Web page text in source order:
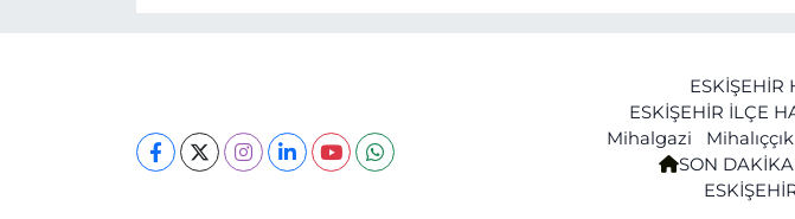
ESKİŞEHİR
ESKİŞEHİR İLÇE
Mihalgazi
Mihalıççık
SON DAKİKA